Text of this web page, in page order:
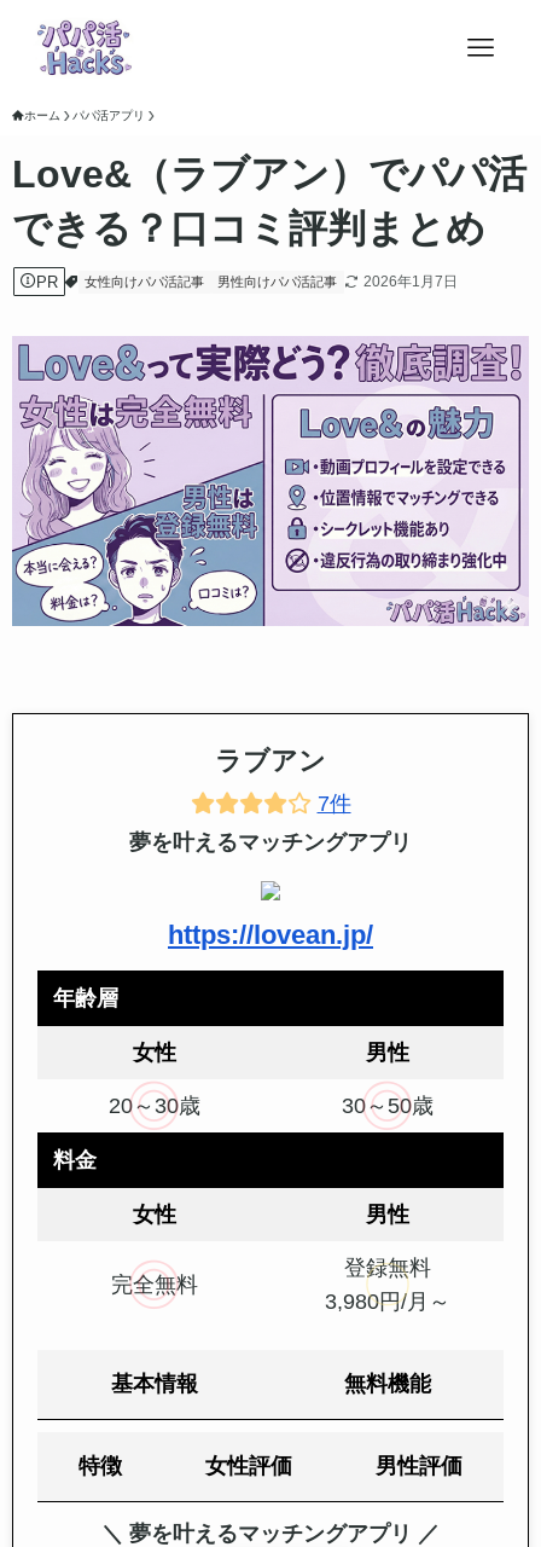
ホーム パパ活アプリ
Love&（ラブアン）でパパ活
できる？口コミ評判まとめ
PR 女性向けパパ活記事 男性向けパパ活記事 2026年1月7日
ラブアン
7件
夢を叶えるマッチングアプリ
https://lovean.jp/
年齢層
女性 男性
20～30歳 30～50歳
料金
女性 男性
完全無料
登録無料
3,980円/月～
基本情報 無料機能
特徴 女性評価 男性評価
＼ 夢を叶えるマッチングアプリ ／